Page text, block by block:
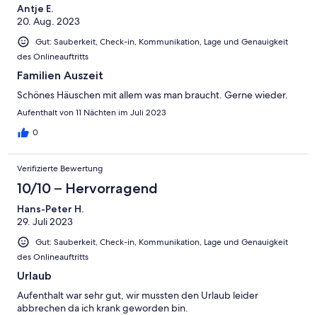
Antje E.
20. Aug. 2023
Gut: Sauberkeit, Check-in, Kommunikation, Lage und Genauigkeit
des Onlineauftritts
Familien Auszeit
Schönes Häuschen mit allem was man braucht. Gerne wieder.
Aufenthalt von 11 Nächten im Juli 2023
0
Verifizierte Bewertung
10/10 – Hervorragend
Hans-Peter H.
29. Juli 2023
Gut: Sauberkeit, Check-in, Kommunikation, Lage und Genauigkeit
des Onlineauftritts
Urlaub
Aufenthalt war sehr gut, wir mussten den Urlaub leider
abbrechen da ich krank geworden bin.